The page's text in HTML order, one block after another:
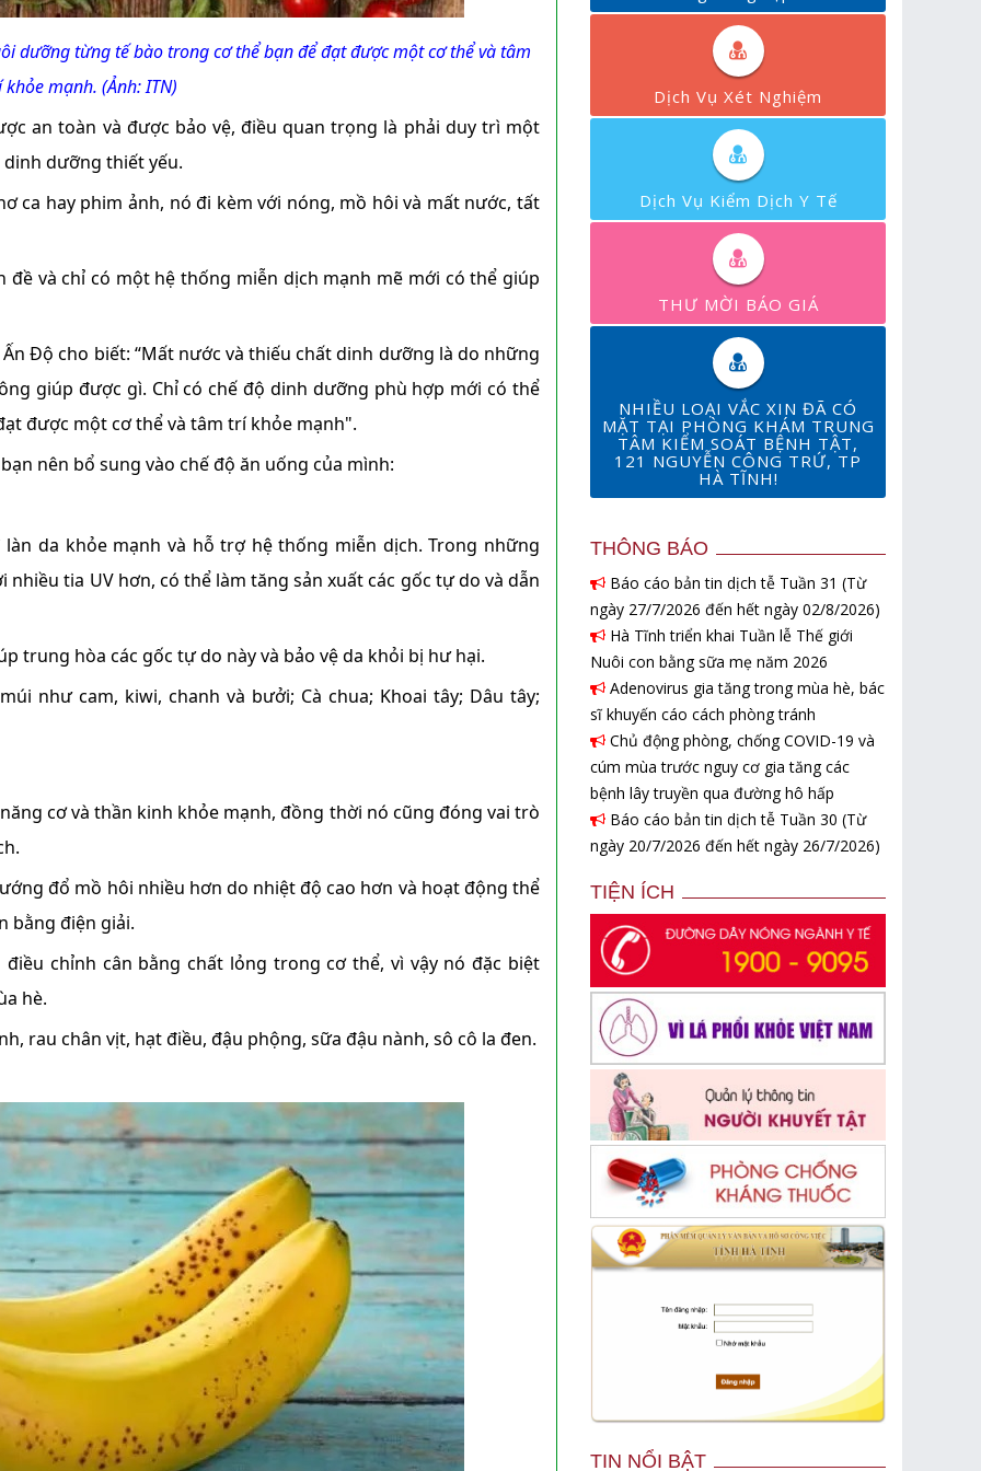
dưỡng từng tế bào trong cơ thể bạn để đạt được một cơ thể và tâm
khỏe mạnh. (Ảnh: ITN)
an toàn và được bảo vệ, điều quan trọng là phải duy trì một
dinh dưỡng thiết yếu.
ca hay phim ảnh, nó đi kèm với nóng, mồ hôi và mất nước, tất
và chỉ có một hệ thống miễn dịch mạnh mẽ mới có thể giúp
Độ cho biết: “Mất nước và thiếu chất dinh dưỡng là do những
giúp được gì. Chỉ có chế độ dinh dưỡng phù hợp mới có thể
được một cơ thể và tâm trí khỏe mạnh".
nên bổ sung vào chế độ ăn uống của mình:
da khỏe mạnh và hỗ trợ hệ thống miễn dịch. Trong những
tia UV hơn, có thể làm tăng sản xuất các gốc tự do và dẫn
trung hòa các gốc tự do này và bảo vệ da khỏi bị hư hại.
như cam, kiwi, chanh và bưởi; Cà chua; Khoai tây; Dâu tây;
cơ và thần kinh khỏe mạnh, đồng thời nó cũng đóng vai trò
đổ mồ hôi nhiều hơn do nhiệt độ cao hơn và hoạt động thể
bằng điện giải.
chỉnh cân bằng chất lỏng trong cơ thể, vì vậy nó đặc biệt
hè.
rau chân vịt, hạt điều, đậu phộng, sữa đậu nành, sô cô la đen.
Dịch Vụ Xét Nghiệm
Dịch Vụ Kiểm Dịch Y Tế
THƯ MỜI BÁO GIÁ
NHIỀU LOẠI VẮC XIN ĐÃ CÓ
MẶT TẠI PHÒNG KHÁM TRUNG
TÂM KIỂM SOÁT BỆNH TẬT,
121 NGUYỄN CÔNG TRỨ, TP
HÀ TĨNH!
THÔNG BÁO
Báo cáo bản tin dịch tễ Tuần 31 (Từ
ngày 27/7/2026 đến hết ngày 02/8/2026)
Hà Tĩnh triển khai Tuần lễ Thế giới
Nuôi con bằng sữa mẹ năm 2026
Adenovirus gia tăng trong mùa hè, bác
sĩ khuyến cáo cách phòng tránh
Chủ động phòng, chống COVID-19 và
cúm mùa trước nguy cơ gia tăng các
bệnh lây truyền qua đường hô hấp
Báo cáo bản tin dịch tễ Tuần 30 (Từ
ngày 20/7/2026 đến hết ngày 26/7/2026)
TIỆN ÍCH
TIN NỔI BẬT